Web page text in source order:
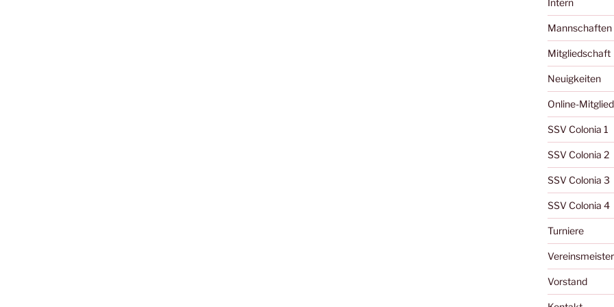
Intern
Mannschaften
Mitgliedschaft
Neuigkeiten
Online-
SSV Colonia 1
SSV Colonia 2
SSV Colonia 3
SSV Colonia 4
Turniere
Vereinsmeister
Vorstand